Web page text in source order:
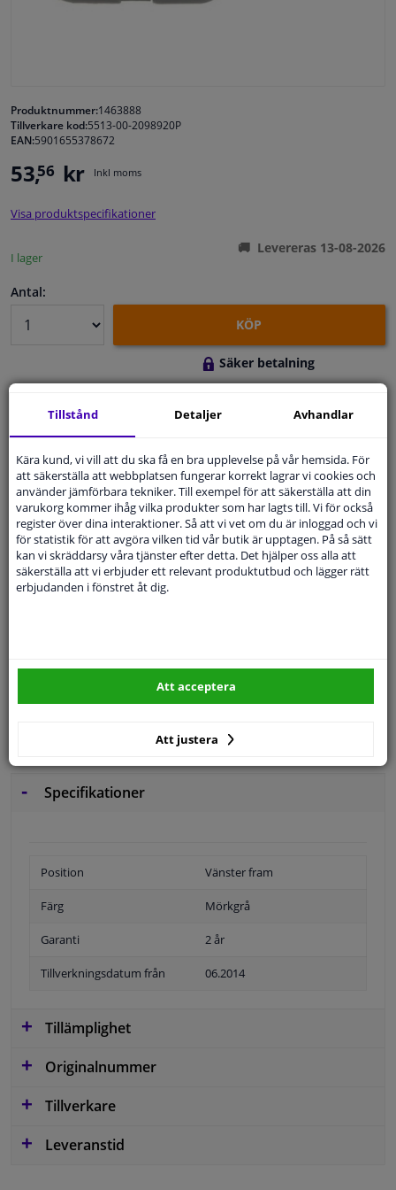
Bilvård & Tillbehör
Verkstad & Verktyg
Husbil, motorcykel, cykel & båt
Sensorer & Elsystem
Produktnummer:1463888
Tillverkare kod:5513-00-2098920P
EAN:5901655378672
53,56 kr Inkl moms
Visa produktspecifikationer
I lager
Levereras 13-08-2026
Antal:
KÖP
Säker betalning
14 dagarsångerrätt
Beställsmidigt och betala tryggt
Leverans inom 4 dagar
ExpertKundservice
Kundservice:Inte Tillgänglig Via Telefon
Ställ din fråga hos våra produktspecialister.
Frågor Och Svar
Modellmatchande garanti, Hitta rätt bildelar.
Fyll i ditt registreringsnummereller
Specifikationer
Position Vänster fram
Färg Mörkgrå
Garanti 2 år
Tillverkningsdatum från 06.2014
Tillämplighet
Originalnummer
Tillverkare
Leveranstid
Tillstånd Detaljer Avhandlar
Kära kund, vi vill att du ska få en bra upplevelse på vår hemsida. För
att säkerställa att webbplatsen fungerar korrekt lagrar vi cookies och
använder jämförbara tekniker. Till exempel för att säkerställa att din
varukorg kommer ihåg vilka produkter som har lagts till. Vi för också
register över dina interaktioner. Så att vi vet om du är inloggad och vi
för statistik för att avgöra vilken tid vår butik är upptagen. På så sätt
kan vi skräddarsy våra tjänster efter detta. Det hjälper oss alla att
säkerställa att vi erbjuder ett relevant produktutbud och lägger rätt
erbjudanden i fönstret åt dig.
Att justera
Att acceptera